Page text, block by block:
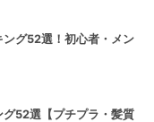
グ52選！初心者・メン
52選【プチプラ・髪質